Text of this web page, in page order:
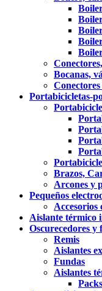
Bocanas,
Portabicicletas-
Brazos,
Arcones y
Pequeños
Accesorios
Aislante térmico
Oscurecedores y
Remis
Aislantes
Fundas
Aislantes